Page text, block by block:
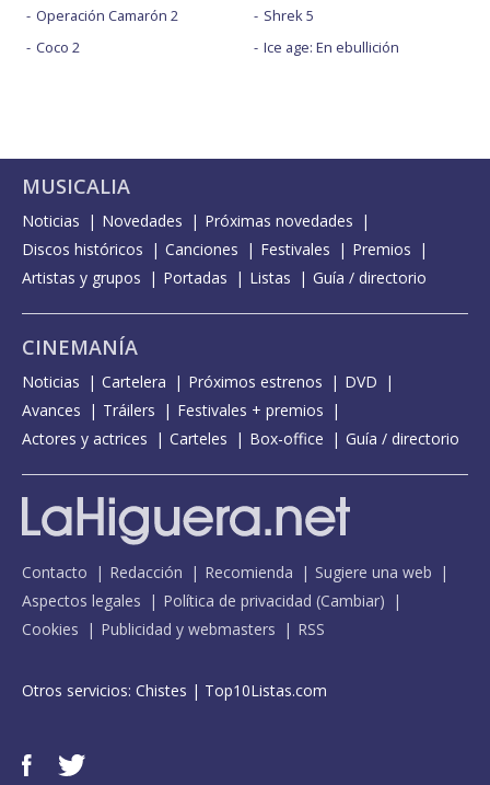
Operación Camarón 2
Coco 2
Shrek 5
Ice age: En ebullición
MUSICALIA
Noticias Novedades
Próximas novedades
Discos históricos
Canciones Festivales
Premios
Artistas y grupos
Portadas Listas Guía / directorio
CINEMANÍA
Noticias Cartelera Próximos estrenos
DVD
Avances
Tráilers
Festivales + premios
Actores y actrices
Carteles Box-office Guía / directorio
Contacto Redacción Recomienda
Sugiere una web
Aspectos legales
Política de privacidad (Cambiar)
Cookies
Publicidad y webmasters RSS
Otros servicios: Chistes | Top10Listas.com